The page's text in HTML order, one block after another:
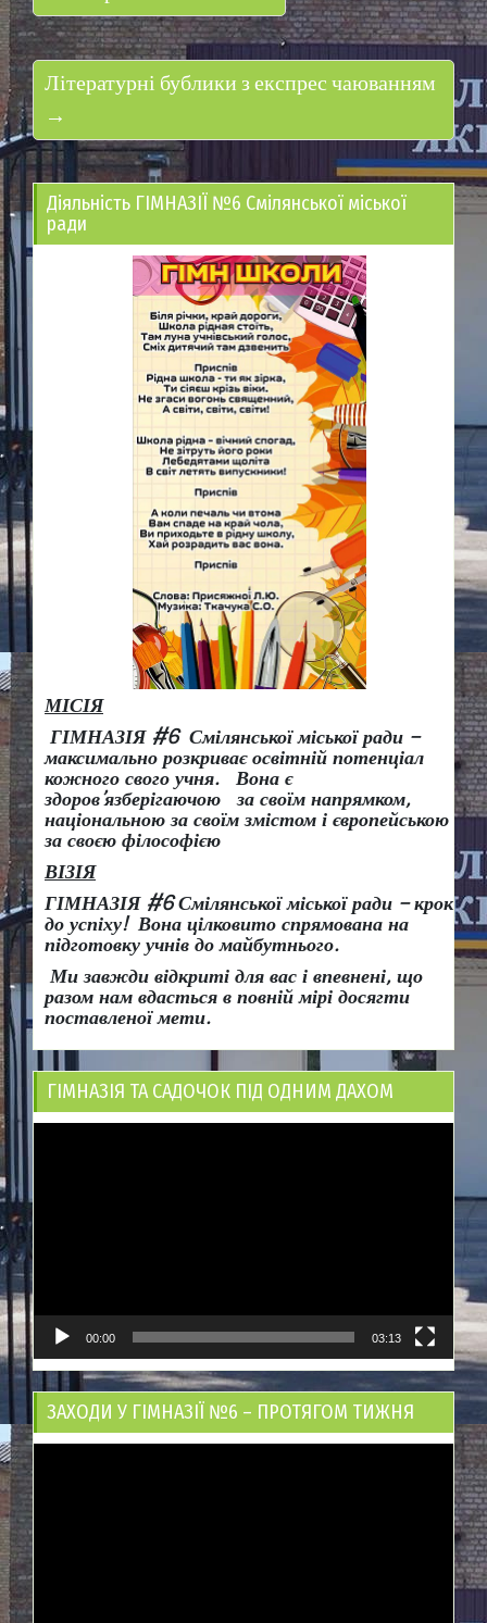
Літературні бублики з експрес чаюванням
→
Діяльність ГІМНАЗІЇ №6 Смілянської міської
ради
МІСІЯ
ГІМНАЗІЯ #6 Смілянської міської ради –
максимально розкриває освітній потенціал
кожного свого учня.
Вона є
здоров’язберігаючою за своїм напрямком,
національною за своїм змістом і європейською
за своєю філософією
ВІЗІЯ
ГІМНАЗІЯ #6 Смілянської міської ради – крок
до успіху! Вона цілковито спрямована на
підготовку учнів до майбутнього.
Ми завжди відкриті для вас і впевнені, що
разом нам вдасться в повній мірі досягти
поставленої мети.
ГІМНАЗІЯ ТА САДОЧОК ПІД ОДНИМ ДАХОМ
00:00 03:13
ЗАХОДИ У ГІМНАЗІЇ №6 – ПРОТЯГОМ ТИЖНЯ